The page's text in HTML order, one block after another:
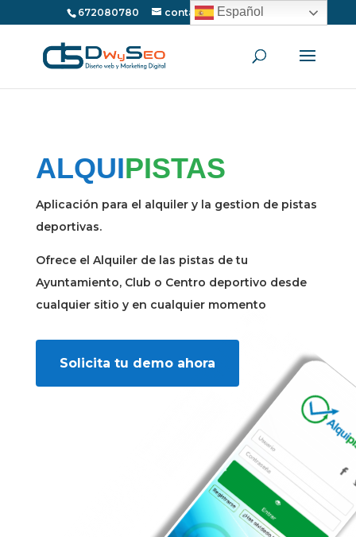
672080780 contacto@dwyseo.com
ALQUIPISTAS
Aplicación para el alquiler y la gestion de pistas
deportivas.
Ofrece el Alquiler de las pistas de tu
Ayuntamiento, Club o Centro deportivo desde
cualquier sitio y en cualquier momento
Solicita tu demo ahora
Español